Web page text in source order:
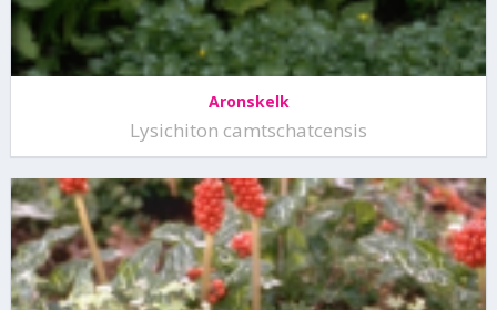
Aronskelk
Lysichiton camtschatcensis